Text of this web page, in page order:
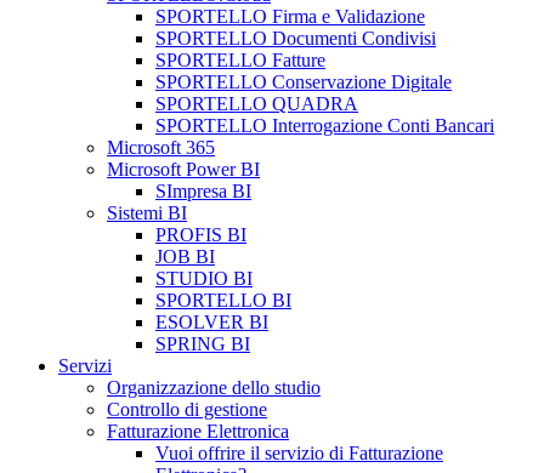
SPORTELLO Firma e Validazione
SPORTELLO Documenti Condivisi
SPORTELLO Fatture
SPORTELLO Conservazione Digitale
SPORTELLO QUADRA
SPORTELLO Interrogazione Conti Bancari
Microsoft 365
Microsoft Power BI
SImpresa BI
Sistemi BI
PROFIS BI
JOB BI
STUDIO BI
SPORTELLO BI
ESOLVER BI
SPRING BI
Servizi
Organizzazione dello studio
Controllo di gestione
Fatturazione Elettronica
Vuoi offrire il servizio di Fatturazione